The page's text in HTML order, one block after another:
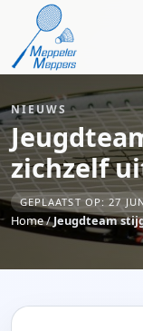
NIEUWS
zichzelf
GEPLAATST OP: 27
Home/Jeugdteam